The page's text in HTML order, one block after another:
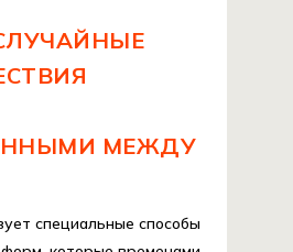
МЕЖДУ
специальные способы